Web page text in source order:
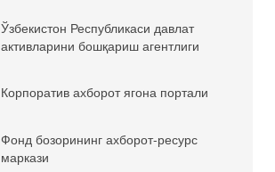
Ўзбекистон Республикаси давлат
активларини бошқариш агентлиги
Корпоратив ахборот ягона портали
Фонд бозорининг ахборот-ресурс
маркази